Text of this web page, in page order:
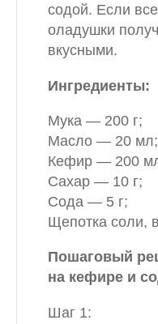
содой. Если
оладушки
вкусными.
Ингредиенты:
Мука — 200 г;
Масло — 20 мл;
Кефир — 200
Сахар — 10 г;
Сода — 5 г;
Щепотка соли,
Пошаговый
на кефире и
Шаг 1: